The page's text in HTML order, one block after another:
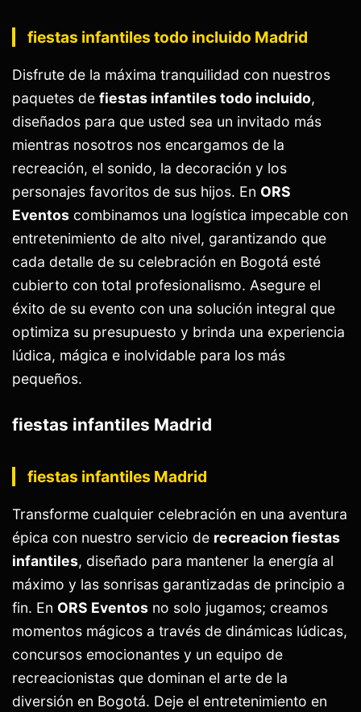
fiestas infantiles todo incluido Madrid
Disfrute de la máxima tranquilidad con nuestros
paquetes de fiestas infantiles todo incluido,
diseñados para que usted sea un invitado más
mientras nosotros nos encargamos de la
recreación, el sonido, la decoración y los
personajes favoritos de sus hijos. En ORS
Eventos combinamos una logística impecable con
entretenimiento de alto nivel, garantizando que
cada detalle de su celebración en Bogotá esté
cubierto con total profesionalismo. Asegure el
éxito de su evento con una solución integral que
optimiza su presupuesto y brinda una experiencia
lúdica, mágica e inolvidable para los más
pequeños.
fiestas infantiles Madrid
fiestas infantiles Madrid
Transforme cualquier celebración en una aventura
épica con nuestro servicio de recreacion fiestas
infantiles, diseñado para mantener la energía al
máximo y las sonrisas garantizadas de principio a
fin. En ORS Eventos no solo jugamos; creamos
momentos mágicos a través de dinámicas lúdicas,
concursos emocionantes y un equipo de
recreacionistas que dominan el arte de la
diversión en Bogotá. Deje el entretenimiento en